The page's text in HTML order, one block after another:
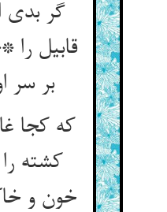
گر بدی
قابیل
بر سر
که کجا
کشته
خون و